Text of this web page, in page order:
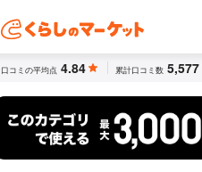
口コミの平均点 4.84 累計口コミ数 5,577